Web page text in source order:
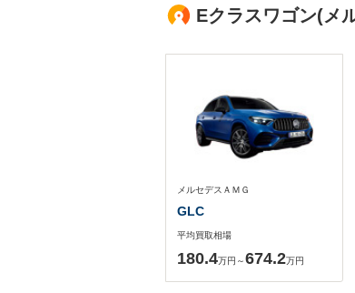
Eクラスワゴン(メ
メルセデスＡＭＧ
GLC
平均買取相場
180.4万円～674.2万円